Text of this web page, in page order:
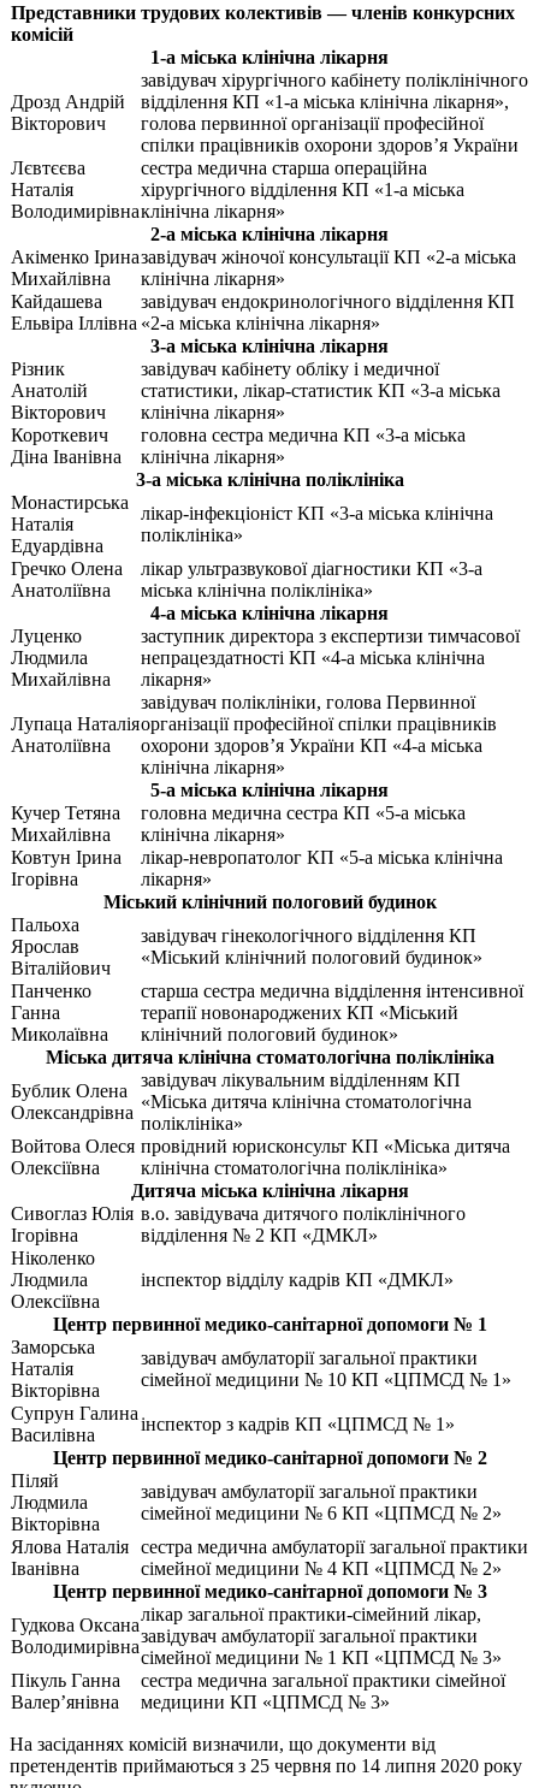
Представники трудових колективів — членів конкурсних
комісій
1-а міська клінічна лікарня
Дрозд Андрій
Вікторович
завідувач хірургічного кабінету поліклінічного
відділення КП «1-а міська клінічна лікарня»,
голова первинної організації професійної
спілки працівників охорони здоров’я України
Лєвтєєва
Наталія
Володимирівна
сестра медична старша операційна
хірургічного відділення КП «1-а міська
клінічна лікарня»
2-а міська клінічна лікарня
Акіменко Ірина
Михайлівна
завідувач жіночої консультації КП «2-а міська
клінічна лікарня»
Кайдашева
Ельвіра Іллівна
завідувач ендокринологічного відділення КП
«2-а міська клінічна лікарня»
3-а міська клінічна лікарня
Різник
Анатолій
Вікторович
завідувач кабінету обліку і медичної
статистики, лікар-статистик КП «3-а міська
клінічна лікарня»
Короткевич
Діна Іванівна
головна сестра медична КП «3-а міська
клінічна лікарня»
3-а міська клінічна поліклініка
Монастирська
Наталія
Едуардівна
лікар-інфекціоніст КП «3-а міська клінічна
поліклініка»
Гречко Олена
Анатоліївна
лікар ультразвукової діагностики КП «3-а
міська клінічна поліклініка»
4-а міська клінічна лікарня
Луценко
Людмила
Михайлівна
заступник директора з експертизи тимчасової
непрацездатності КП «4-а міська клінічна
лікарня»
Лупаца Наталія
Анатоліївна
завідувач поліклініки, голова Первинної
організації професійної спілки працівників
охорони здоров’я України КП «4-а міська
клінічна лікарня»
5-а міська клінічна лікарня
Кучер Тетяна
Михайлівна
головна медична сестра КП «5-а міська
клінічна лікарня»
Ковтун Ірина
Ігорівна
лікар-невропатолог КП «5-а міська клінічна
лікарня»
Міський клінічний пологовий будинок
Пальоха
Ярослав
Віталійович
завідувач гінекологічного відділення КП
«Міський клінічний пологовий будинок»
Панченко
Ганна
Миколаївна
старша сестра медична відділення інтенсивної
терапії новонароджених КП «Міський
клінічний пологовий будинок»
Міська дитяча клінічна стоматологічна поліклініка
Бублик Олена
Олександрівна
завідувач лікувальним відділенням КП
«Міська дитяча клінічна стоматологічна
поліклініка»
Войтова Олеся
Олексіївна
провідний юрисконсульт КП «Міська дитяча
клінічна стоматологічна поліклініка»
Дитяча міська клінічна лікарня
Сивоглаз Юлія
Ігорівна
в.о. завідувача дитячого поліклінічного
відділення № 2 КП «ДМКЛ»
Ніколенко
Людмила
Олексіївна
інспектор відділу кадрів КП «ДМКЛ»
Центр первинної медико-санітарної допомоги № 1
Заморська
Наталія
Вікторівна
завідувач амбулаторії загальної практики
сімейної медицини № 10 КП «ЦПМСД № 1»
Супрун Галина
Василівна
інспектор з кадрів КП «ЦПМСД № 1»
Центр первинної медико-санітарної допомоги № 2
Піляй
Людмила
Вікторівна
завідувач амбулаторії загальної практики
сімейної медицини № 6 КП «ЦПМСД № 2»
Ялова Наталія
Іванівна
сестра медична амбулаторії загальної практики
сімейної медицини № 4 КП «ЦПМСД № 2»
Центр первинної медико-санітарної допомоги № 3
Гудкова Оксана
Володимирівна
лікар загальної практики-сімейний лікар,
завідувач амбулаторії загальної практики
сімейної медицини № 1 КП «ЦПМСД № 3»
Пікуль Ганна
Валер’янівна
сестра медична загальної практики сімейної
медицини КП «ЦПМСД № 3»
На засіданнях комісій визначили, що документи від
претендентів приймаються з 25 червня по 14 липня 2020 року